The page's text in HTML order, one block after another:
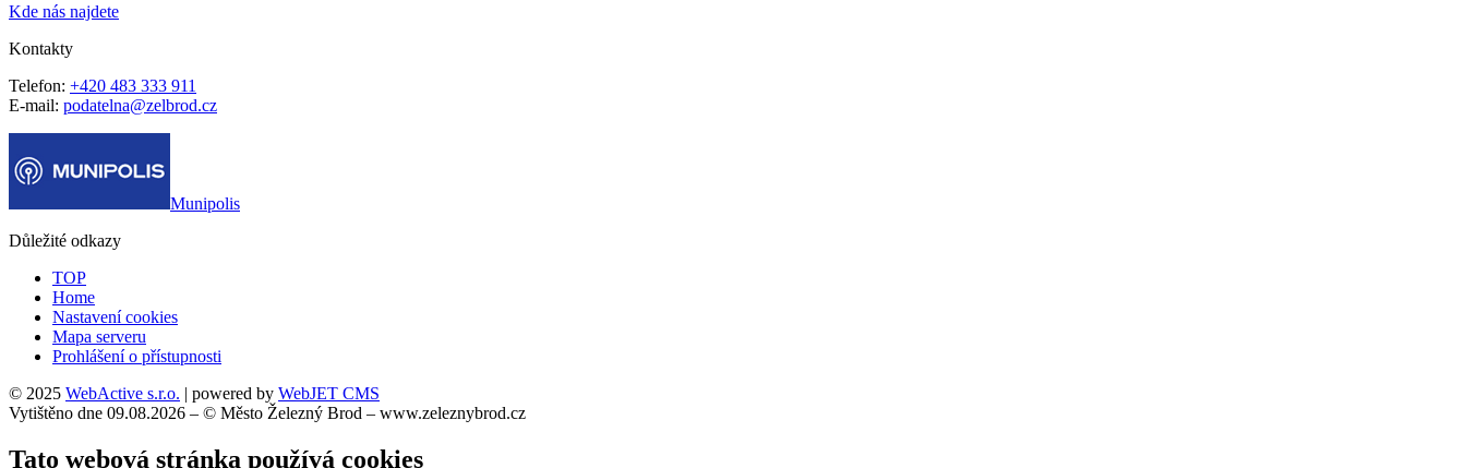
Kde nás najdete
Kontakty
Telefon: +420 483 333 911
E-mail: podatelna@zelbrod.cz
Munipolis
Důležité odkazy
TOP
Home
Nastavení cookies
Mapa serveru
Prohlášení o přístupnosti
© 2025 WebActive s.r.o. | powered by WebJET CMS
Vytištěno dne 09.08.2026 – © Město Železný Brod – www.zeleznybrod.cz
Tato webová stránka používá cookies